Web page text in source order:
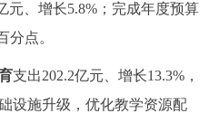
元、增长5.8%；完成年度预算
分点。
支出202.2亿元、增长13.3%，
设施升级，优化教学资源配